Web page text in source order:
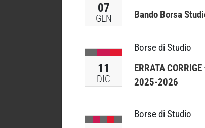
07
GEN
Bando Borsa
11
DIC
Borse di Studio
ERRATA
2025-2026
Borse di Studio